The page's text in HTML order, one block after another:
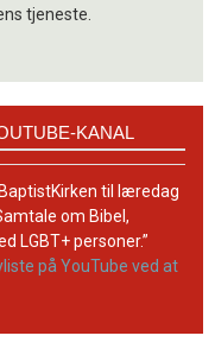
tjeneste.
KANAL
til læredag
om Bibel,
LGBT+ personer.”
på YouTube ved at